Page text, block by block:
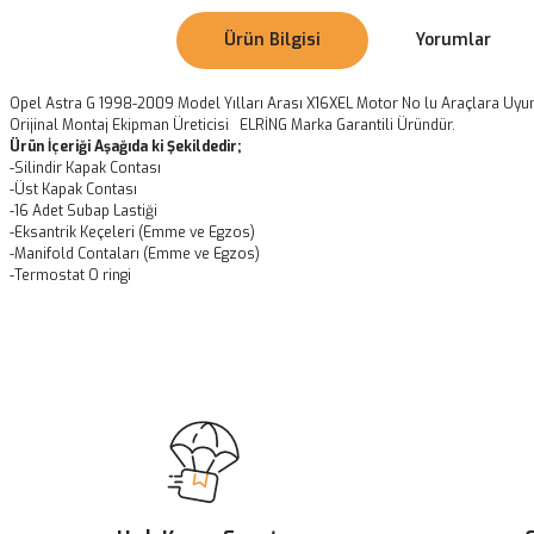
Ürün Bilgisi Yorumlar
Opel Astra G 1998-2009 Model Yılları Arası X16XEL Motor No lu Araçlara
Orijinal Montaj Ekipman Üreticisi ELRİNG Marka Garantili Üründür.
Ürün İçeriği Aşağıda ki Şekildedir;
-Silindir Kapak Contası
-Üst Kapak Contası
-16 Adet Subap Lastiği
-Eksantrik Keçeleri (Emme ve Egzos)
-Manifold Contaları (Emme ve Egzos)
-Termostat O ringi
Ürün açıklamasında eksik bilgiler bulunuyor.
Ürün bilgilerinde hatalar bulunuyor.
Ürün fiyatı diğer sitelerden daha pahalı.